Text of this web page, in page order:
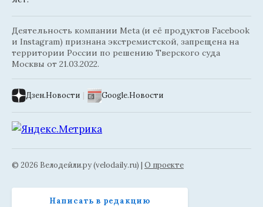
Деятельность компании Meta (и её продуктов Facebook
и Instagram) признана экстремистской, запрещена на
территории России по решению Тверского суда
Москвы от 21.03.2022.
Дзен.Новости | Google.Новости
© 2026 Велодейли.ру (velodaily.ru) | О проекте
Написать в редакцию